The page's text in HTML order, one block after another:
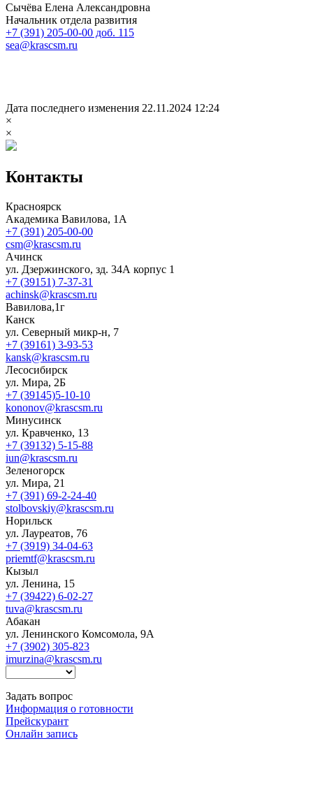
Сычёва Елена Александровна
Начальник отдела развития
+7 (391) 205-00-00 доб. 115
sea@krascsm.ru
Дата последнего изменения 22.11.2024 12:24
×
×
Контакты
Красноярск
Академика Вавилова, 1А
+7 (391) 205-00-00
csm@krascsm.ru
Ачинск
ул. Дзержинского, зд. 34А корпус 1
+7 (39151) 7-37-31
achinsk@krascsm.ru
Вавилова,1г
Канск
ул. Северный микр-н, 7
+7 (39161) 3-93-53
kansk@krascsm.ru
Лесосибирск
ул. Мира, 2Б
+7 (39145)5-10-10
kononov@krascsm.ru
Минусинск
ул. Кравченко, 13
+7 (39132) 5-15-88
iun@krascsm.ru
Зеленогорск
ул. Мира, 21
+7 (391) 69-2-24-40
stolbovskiy@krascsm.ru
Норильск
ул. Лауреатов, 76
+7 (3919) 34-04-63
priemtf@krascsm.ru
Кызыл
ул. Ленина, 15
+7 (39422) 6-02-27
tuva@krascsm.ru
Абакан
ул. Ленинского Комсомола, 9А
+7 (3902) 305-823
imurzina@krascsm.ru
Задать вопрос
Информация о готовности
Прейскурант
Онлайн запись